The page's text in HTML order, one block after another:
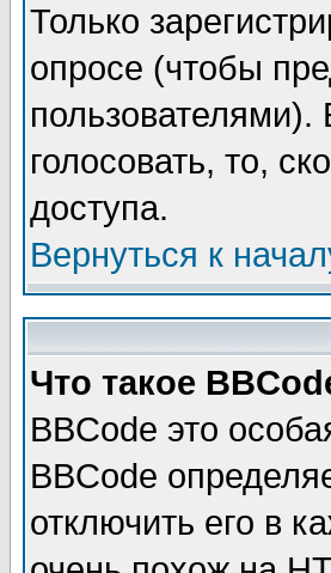
Только
опросе (чтобы
голосовать, то,
доступа.
Вернуться к
Что такое
BBCode это
BBCode
отключить его в